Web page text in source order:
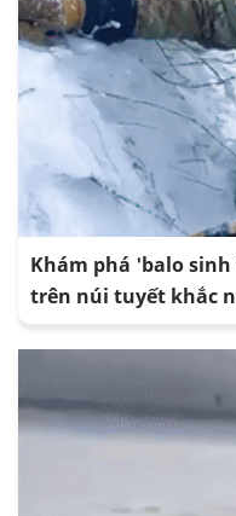
Khám phá 'balo
trên núi tuyết khắc